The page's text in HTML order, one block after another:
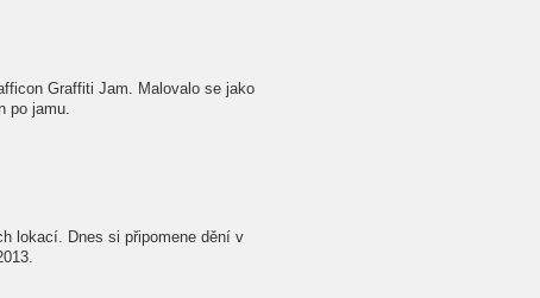
Graffiti Jam. Malovalo se jako
po jamu.
lokací. Dnes si připomene dění v